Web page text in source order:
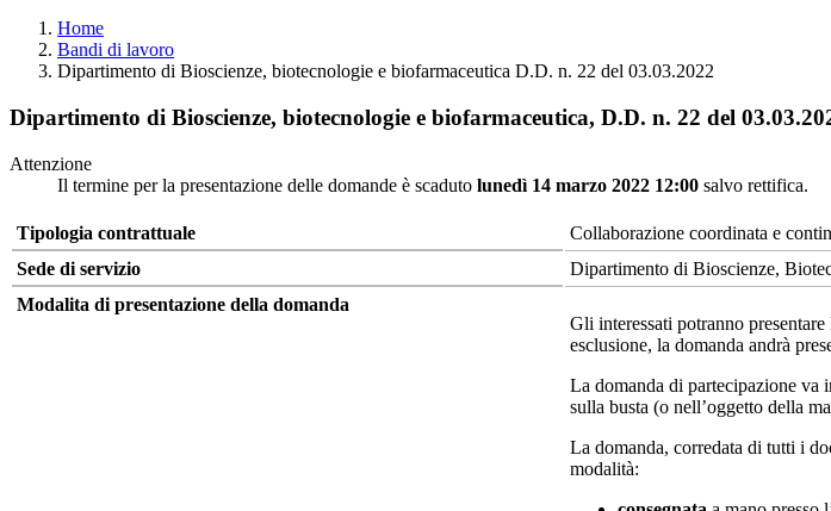
Home
Bandi di lavoro
Dipartimento di Bioscienze, biotecnologie e biofarmaceutica D.D. n. 22 del 03.03.2022
Dipartimento di Bioscienze, biotecnologie e biofarmaceutica, D.D. n. 22 del
Attenzione
Il termine per la presentazione delle domande è scaduto lunedì 14 marzo 2022 12:00 salvo rettifica.
Tipologia contrattuale
Collaborazione coordinata e
Sede di servizio
Dipartimento di Bioscienze,
Modalita di presentazione della domanda
Gli interessati potranno
esclusione, la domanda andrà
La domanda di partecipazione va
sulla busta (o nell’oggetto della
La domanda, corredata di tutti i
modalità: